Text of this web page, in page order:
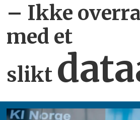
– Ikke
med et
slikt